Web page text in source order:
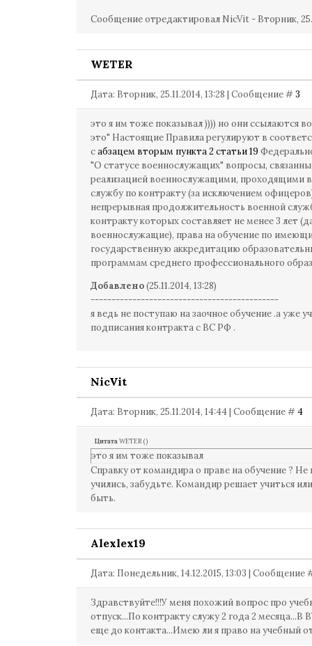
Сообщение отредактировал NicVit - Вторник,
WETER
Дата: Вторник, 25.11.2014, 13:28 | Сообщение #3
это я им тоже показывал )))) но они ссылаются
это" Настоящие Правила регулируют в
сабзацем вторым пункта 2 статьи 19
"О статусе военнослужащих" вопросы,
реализацией военнослужащими, проходящими
службу по контракту (за исключением
непрерывная продолжительность военной
контракту которых составляет не менее 3 лет
военнослужащие), права на обучение по
государственную аккредитацию
программам среднего профессионального
Добавлено(25.11.2014, 13:28)
---------------------------------------------
я ведь не поступаю на заочное обучение .а уже
подписания контракта с ВС РФ .
NicVit
Дата: Вторник, 25.11.2014, 14:44 | Сообщение #4
ЦитатаWETER()
это я им тоже показывал
Справку от командира о праве на обучение ? Не
учились, забудьте. Командир решает учиться
быть.
Alexlex19
Дата: Понедельник, 14.12.2015, 13:03 | Сообщение
Здравствуйте!!!У меня похожий вопрос про
отпуск...По контракту служу 2 года 2 месяца...В
еще до контакта...Имею ли я право на учебный